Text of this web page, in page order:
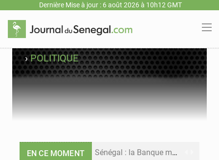
Dernière Mise à jour : 6 août 2026 à 10h12 GMT
›POLITIQUE
EN CE MOMENT Sénégal : la Banque mondiale annonce un financement de 340 milliards FCFA pour soutenir les priorités de la Vision Sénégal 2050